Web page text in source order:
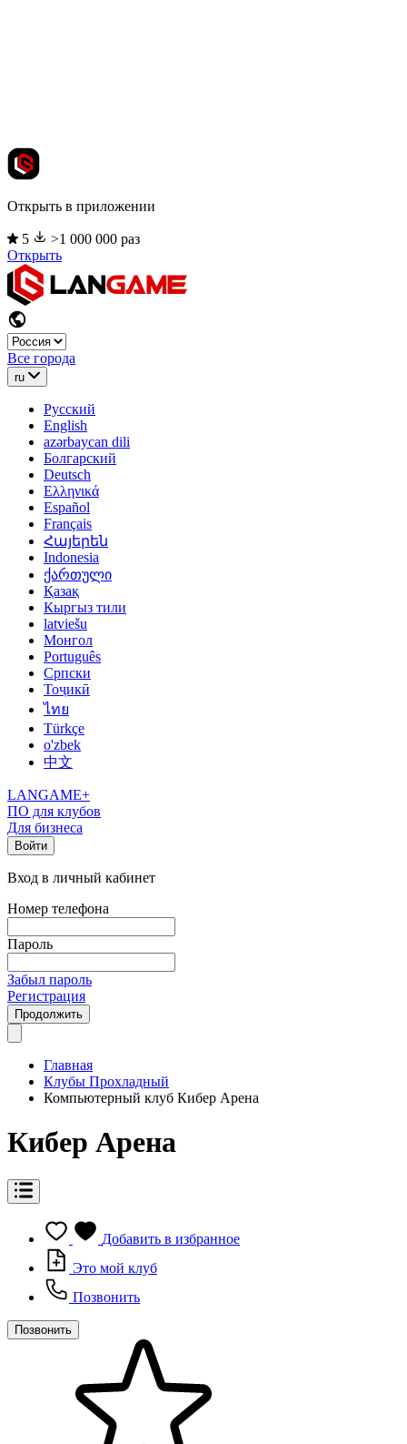
Открыть в приложении
5
>1 000 000 раз
Открыть
Все города
ru
Русский
English
azərbaycan dili
Болгарский
Deutsch
Ελληνικά
Español
Français
Հայերեն
Indonesia
ქართული
Қазақ
Кыргыз тили
latviešu
Монгол
Português
Српски
Тоҷикӣ
ไทย
Türkçe
o'zbek
中文
LANGAME+
ПО для клубов
Для бизнеса
Войти
Вход в личный кабинет
Номер телефона
Пароль
Забыл пароль
Регистрация
Продолжить
Главная
Клубы Прохладный
Компьютерный клуб Кибер Арена
Кибер Арена
Добавить в избранное
Это мой клуб
Позвонить
Позвонить